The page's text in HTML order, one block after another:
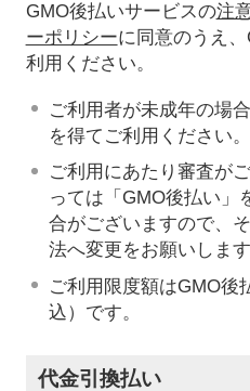
GMO後払いサービスの注
ーポリシーに同意のうえ
利用ください。
ご利用者が未成年の場
を得てご利用ください。
ご利用にあたり審査が
っては「GMO後払い」
合がございますので、
法へ変更をお願いします
ご利用限度額はGMO後
込）です。
代金引換払い